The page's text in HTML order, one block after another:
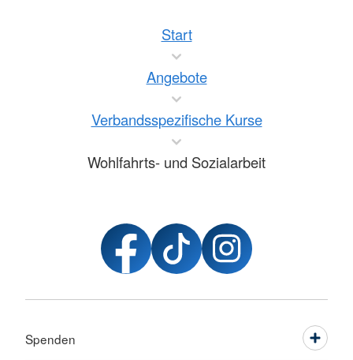
Start
Angebote
Verbandsspezifische Kurse
Wohlfahrts- und Sozialarbeit
Spenden